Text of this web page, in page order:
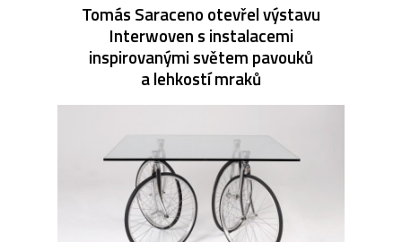
Tomás Saraceno otevřel výstavu
Interwoven s instalacemi
inspirovanými světem pavouků
a lehkostí mraků